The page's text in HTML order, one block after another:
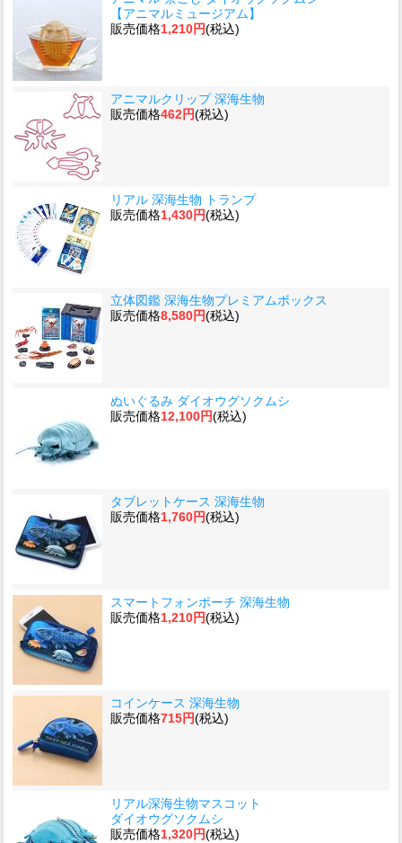
【アニマルミュージアム】
販売価格1,210円(税込)
アニマルクリップ 深海生物
販売価格462円(税込)
リアル 深海生物 トランプ
販売価格1,430円(税込)
立体図鑑 深海生物プレミアムボックス
販売価格8,580円(税込)
ぬいぐるみ ダイオウグソクムシ
販売価格12,100円(税込)
タブレットケース 深海生物
販売価格1,760円(税込)
スマートフォンポーチ 深海生物
販売価格1,210円(税込)
コインケース 深海生物
販売価格715円(税込)
リアル深海生物マスコット
ダイオウグソクムシ
販売価格1,320円(税込)